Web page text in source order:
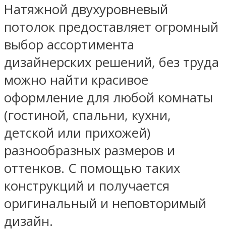
Натяжной двухуровневый
потолок предоставляет огромный
выбор ассортимента
дизайнерских решений, без труда
можно найти красивое
оформление для любой комнаты
(гостиной, спальни, кухни,
детской или прихожей)
разнообразных размеров и
оттенков. С помощью таких
конструкций и получается
оригинальный и неповторимый
дизайн.